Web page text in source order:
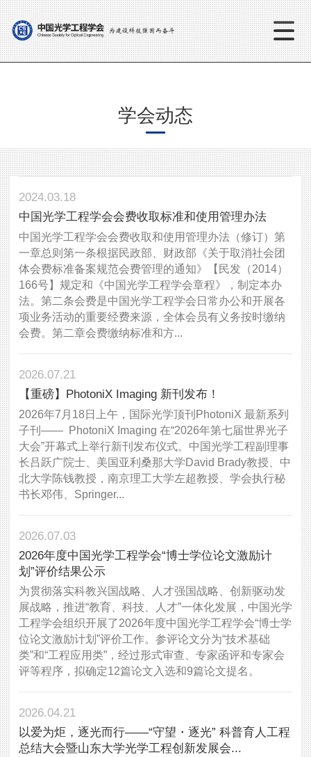
学会动态
2024.03.18
中国光学工程学会会费收取标准和使用管理办法
中国光学工程学会会费收取和使用管理办法（修订）第
一章总则第一条根据民政部、财政部《关于取消社会团
体会费标准备案规范会费管理的通知》【民发（2014）
166号】规定和《中国光学工程学会章程》，制定本办
法。第二条会费是中国光学工程学会日常办公和开展各
项业务活动的重要经费来源，全体会员有义务按时缴纳
会费。第二章会费缴纳标准和方...
2026.07.21
【重磅】PhotoniX Imaging 新刊发布！
2026年7月18日上午，国际光学顶刊PhotoniX 最新系列
子刊—— PhotoniX Imaging 在“2026年第七届世界光子
大会”开幕式上举行新刊发布仪式。中国光学工程副理事
长吕跃广院士、美国亚利桑那大学David Brady教授、中
北大学陈钱教授，南京理工大学左超教授、学会执行秘
书长邓伟、Springer...
2026.07.03
2026年度中国光学工程学会“博士学位论文激励计
划”评价结果公示
为贯彻落实科教兴国战略、人才强国战略、创新驱动发
展战略，推进“教育、科技、人才”一体化发展，中国光学
工程学会组织开展了2026年度中国光学工程学会“博士学
位论文激励计划”评价工作。参评论文分为“技术基础
类”和“工程应用类”，经过形式审查、专家函评和专家会
评等程序，拟确定12篇论文入选和9篇论文提名。
2026.04.21
​以爱为炬，逐光而行——“守望・逐光” 科普育人工程
总结大会暨山东大学光学工程创新发展会...